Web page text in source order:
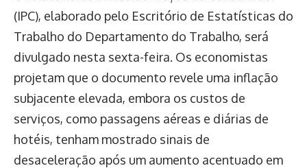
(IPC), elaborado pelo Escritório de Estatísticas do
Trabalho do Departamento do Trabalho, será
divulgado nesta sexta-feira. Os economistas
projetam que o documento revele uma inflação
subjacente elevada, embora os custos de
serviços, como passagens aéreas e diárias de
hotéis, tenham mostrado sinais de
desaceleração após um aumento acentuado em